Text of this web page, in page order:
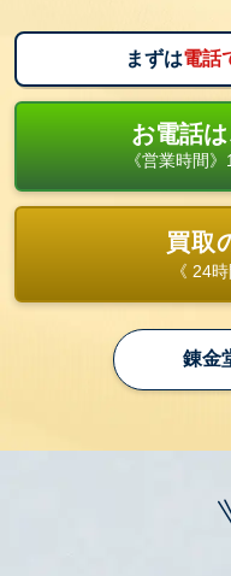
まずは電話
お電話
《営業時間
買取
《 24
錬金